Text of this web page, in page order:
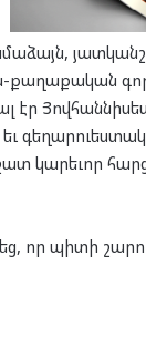
էր
կա­րե­ւոր
որ պի­տի